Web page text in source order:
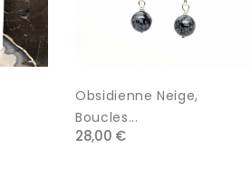
Obsidienne Neige,
Boucles...
28,00 €